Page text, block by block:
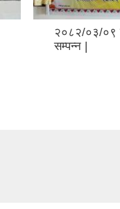
२०८२/०३/०९
सम्पन्न |